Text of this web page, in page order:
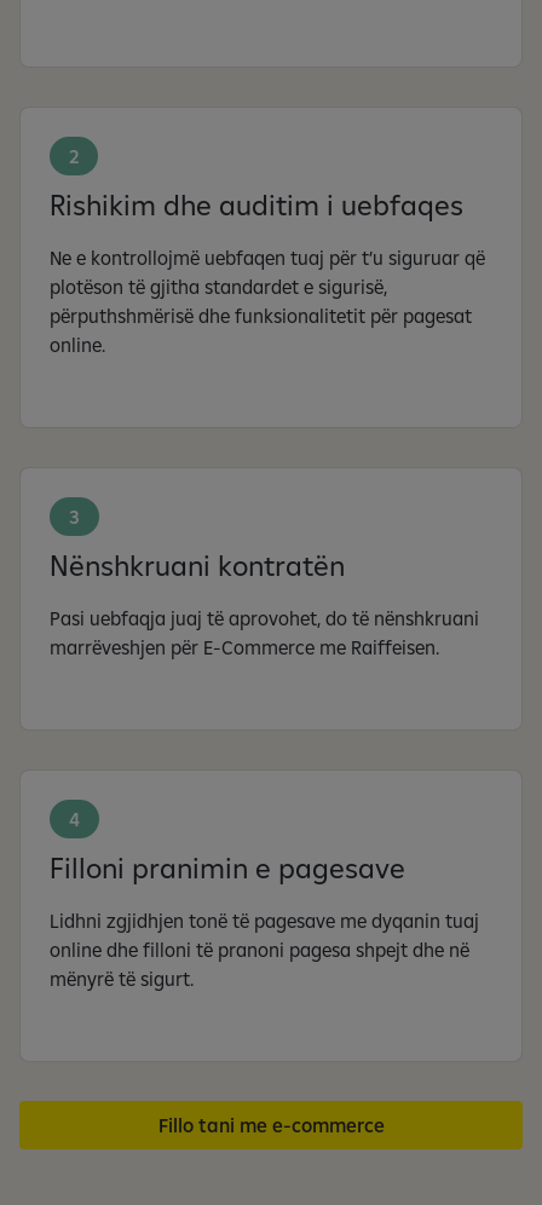
2
Rishikim dhe auditim i uebfaqes
Ne e kontrollojmë uebfaqen tuaj për t’u siguruar që
plotëson të gjitha standardet e sigurisë,
përputhshmërisë dhe funksionalitetit për pagesat
online.
3
Nënshkruani kontratën
Pasi uebfaqja juaj të aprovohet, do të nënshkruani
marrëveshjen për E-Commerce me Raiffeisen.
4
Filloni pranimin e pagesave
Lidhni zgjidhjen tonë të pagesave me dyqanin tuaj
online dhe filloni të pranoni pagesa shpejt dhe në
mënyrë të sigurt.
Fillo tani me e-commerce